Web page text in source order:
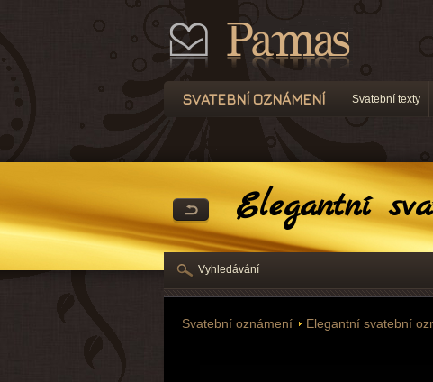
Elegantní
SVATEBNÍ OZNÁMENÍ Svatební texty
Svatební oznámení Elegantní svatební
Vyhledávání